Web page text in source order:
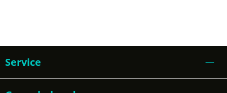
Service